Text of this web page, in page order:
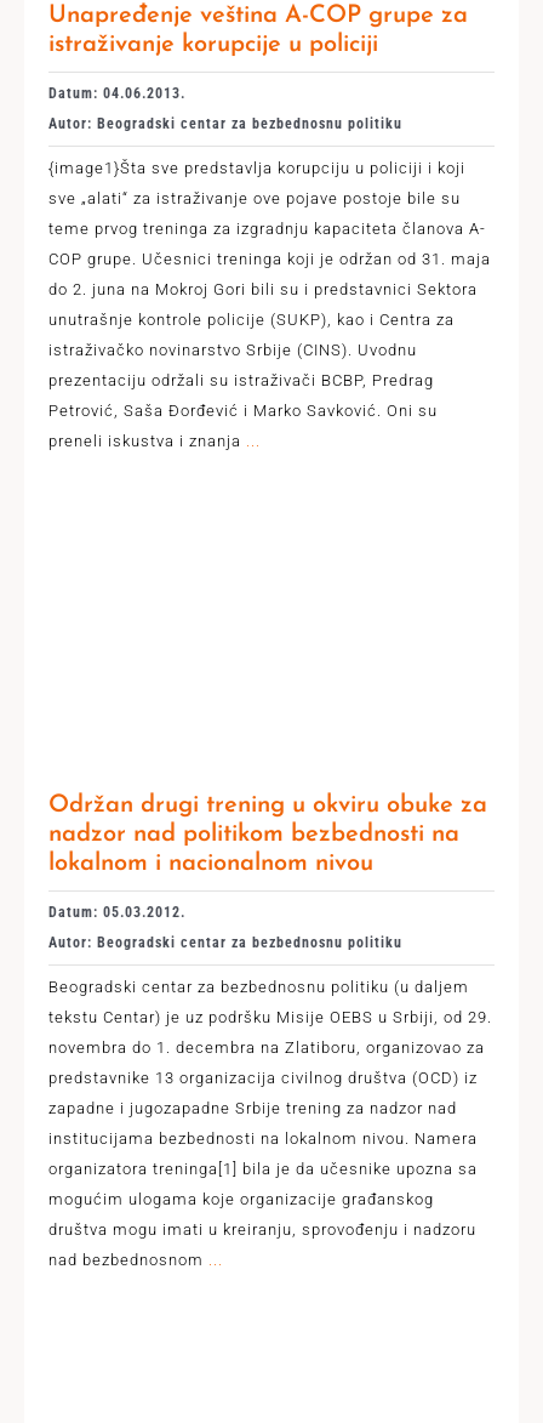
Unapređenje veština A-COP grupe za
istraživanje korupcije u policiji
Datum: 04.06.2013.
Autor: Beogradski centar za bezbednosnu politiku
{image1}Šta sve predstavlja korupciju u policiji i koji
sve „alati“ za istraživanje ove pojave postoje bile su
teme prvog treninga za izgradnju kapaciteta članova A-
COP grupe. Učesnici treninga koji je održan od 31. maja
do 2. juna na Mokroj Gori bili su i predstavnici Sektora
unutrašnje kontrole policije (SUKP), kao i Centra za
istraživačko novinarstvo Srbije (CINS). Uvodnu
prezentaciju održali su istraživači BCBP, Predrag
Petrović, Saša Đorđević i Marko Savković. Oni su
preneli iskustva i znanja
Održan drugi trening u okviru obuke za
nadzor nad politikom bezbednosti na
lokalnom i nacionalnom nivou
Datum: 05.03.2012.
Autor: Beogradski centar za bezbednosnu politiku
Beogradski centar za bezbednosnu politiku (u daljem
tekstu Centar) je uz podršku Misije OEBS u Srbiji, od 29.
novembra do 1. decembra na Zlatiboru, organizovao za
predstavnike 13 organizacija civilnog društva (OCD) iz
zapadne i jugozapadne Srbije trening za nadzor nad
institucijama bezbednosti na lokalnom nivou. Namera
organizatora treninga[1] bila je da učesnike upozna sa
mogućim ulogama koje orgаnizаcije grаđаnskog
društvа mogu imati u kreiranju, sprovođenju i nadzoru
nad bezbednosnom